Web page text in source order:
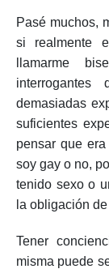
Pasé muchos,
si realmente
llamarme
demasiadas
suficientes
pensar que
soy gay o no,
tenido sexo o
la obligación de
Tener
misma puede